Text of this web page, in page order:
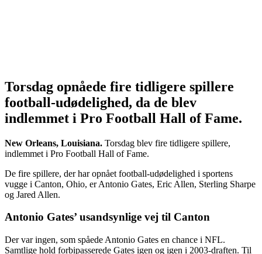
Torsdag opnåede fire tidligere spillere
football-udødelighed, da de blev
indlemmet i Pro Football Hall of Fame.
New Orleans, Louisiana. Torsdag blev fire tidligere spillere,
indlemmet i Pro Football Hall of Fame.
De fire spillere, der har opnået football-udødelighed i sportens
vugge i Canton, Ohio, er Antonio Gates, Eric Allen, Sterling Sharpe
og Jared Allen.
Antonio Gates’ usandsynlige vej til Canton
Der var ingen, som spåede Antonio Gates en chance i NFL.
Samtlige hold forbipasserede Gates igen og igen i 2003-draften. Til